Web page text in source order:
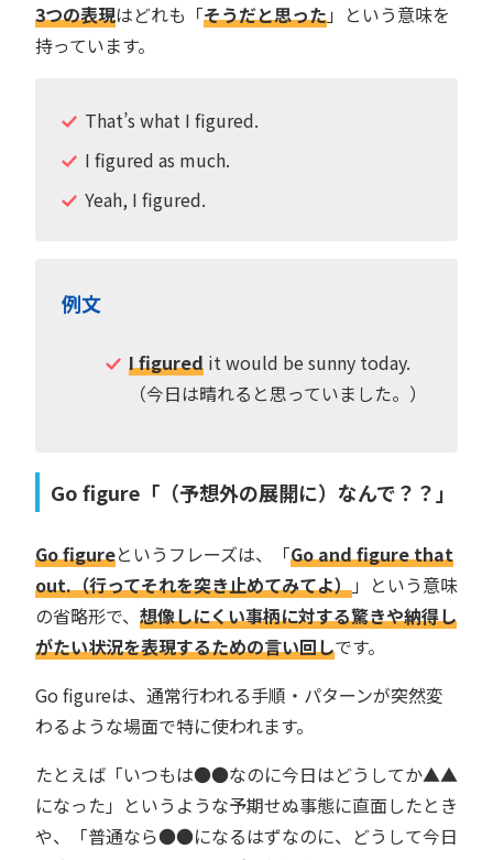
3つの表現はどれも「そうだと思った」という意味を
持っています。
That’s what I figured.
I figured as much.
Yeah, I figured.
例文
I figuredit would be sunny today.
（今日は晴れると思っていました。）
Go figure「（予想外の展開に）なんで？？」
Go figureというフレーズは、「Go and figure that
out.（行ってそれを突き止めてみてよ）」という意味
の省略形で、 想像しにくい事柄に対する驚きや納得し
がたい状況を表現するための言い回しです。
Go figureは、通常行われる手順・パターンが突然変
わるような場面で特に使われます。
たとえば「いつもは●●なのに今日はどうしてか▲▲
になった」というような予期せぬ事態に直面したとき
や、「普通なら●●になるはずなのに、どうして今日